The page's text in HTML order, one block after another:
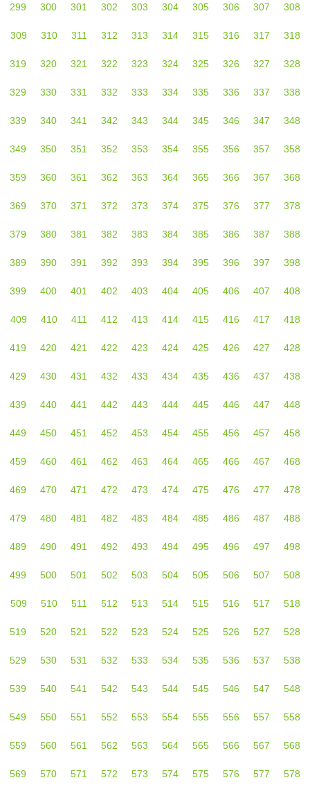
299 300 301 302 303 304 305 306 307 308
309 310 311 312 313 314 315 316 317 318
319 320 321 322 323 324 325 326 327 328
329 330 331 332 333 334 335 336 337 338
339 340 341 342 343 344 345 346 347 348
349 350 351 352 353 354 355 356 357 358
359 360 361 362 363 364 365 366 367 368
369 370 371 372 373 374 375 376 377 378
379 380 381 382 383 384 385 386 387 388
389 390 391 392 393 394 395 396 397 398
399 400 401 402 403 404 405 406 407 408
409 410 411 412 413 414 415 416 417 418
419 420 421 422 423 424 425 426 427 428
429 430 431 432 433 434 435 436 437 438
439 440 441 442 443 444 445 446 447 448
449 450 451 452 453 454 455 456 457 458
459 460 461 462 463 464 465 466 467 468
469 470 471 472 473 474 475 476 477 478
479 480 481 482 483 484 485 486 487 488
489 490 491 492 493 494 495 496 497 498
499 500 501 502 503 504 505 506 507 508
509 510 511 512 513 514 515 516 517 518
519 520 521 522 523 524 525 526 527 528
529 530 531 532 533 534 535 536 537 538
539 540 541 542 543 544 545 546 547 548
549 550 551 552 553 554 555 556 557 558
559 560 561 562 563 564 565 566 567 568
569 570 571 572 573 574 575 576 577 578